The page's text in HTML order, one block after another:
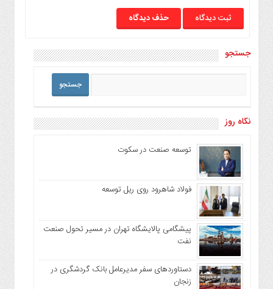
حذف دیدگاه
جستجو
نگاه روز
توسعه صنعت در سکوت
فولاد شاهرود روی ریل توسعه
پیشگامی پالایشگاه تهران در مسیر تحول صنعت
نفت
دستاوردهای سفر مدیرعامل بانک گردشگری در
زنجان